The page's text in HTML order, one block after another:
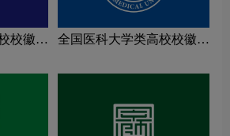
校徽设
全国医科大学类高校校徽设